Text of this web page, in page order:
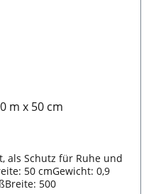
m x 50 cm
als Schutz für Ruhe und
50 cmGewicht: 0,9
500